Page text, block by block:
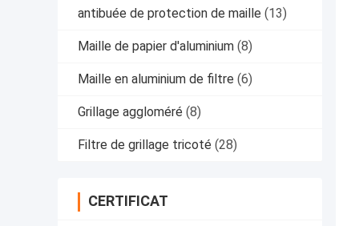
antibuée de protection de maille (13)
Maille de papier d'aluminium (8)
Maille en aluminium de filtre (6)
Grillage aggloméré (8)
Filtre de grillage tricoté (28)
CERTIFICAT